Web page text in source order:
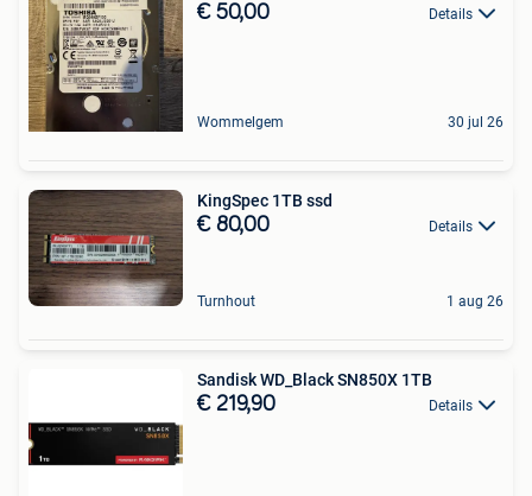
€ 50,00 Details
Wommelgem 30 jul 26
KingSpec 1TB ssd
€ 80,00 Details
Turnhout 1 aug 26
Sandisk WD_Black SN850X 1TB
€ 219,90 Details